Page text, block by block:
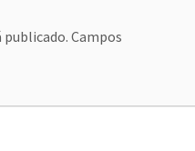
publicado. Campos